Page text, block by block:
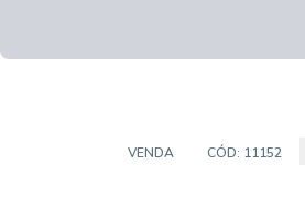
VENDA CÓD: 11152